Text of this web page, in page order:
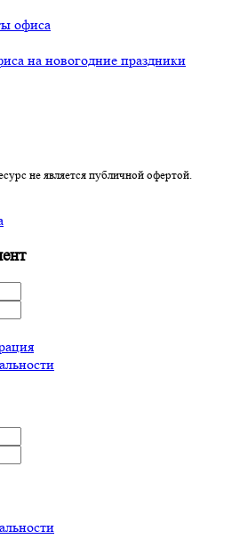
офиса
на новогодние праздники
не является публичной офертой.